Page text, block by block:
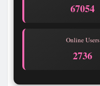
67055
Online Users
2741